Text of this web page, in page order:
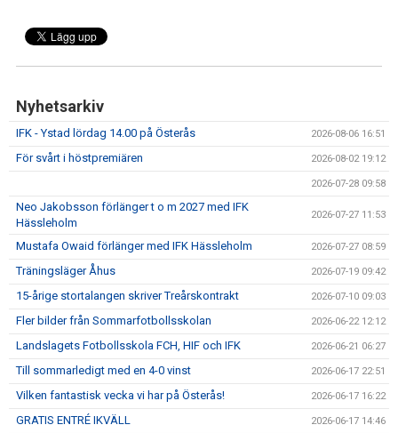
VM-TIPSET 2026
Nyhetsarkiv
IFK - Ystad lördag 14.00 på Österås 2026-08-06 16:51
För svårt i höstpremiären 2026-08-02 19:12
2026-07-28 09:58
Neo Jakobsson förlänger t o m 2027 med IFK
Hässleholm
2026-07-27 11:53
Mustafa Owaid förlänger med IFK Hässleholm 2026-07-27 08:59
Träningsläger Åhus 2026-07-19 09:42
15-årige stortalangen skriver Treårskontrakt 2026-07-10 09:03
Fler bilder från Sommarfotbollsskolan 2026-06-22 12:12
Landslagets Fotbollsskola FCH, HIF och IFK 2026-06-21 06:27
Till sommarledigt med en 4-0 vinst 2026-06-17 22:51
Vilken fantastisk vecka vi har på Österås! 2026-06-17 16:22
GRATIS ENTRÉ IKVÄLL 2026-06-17 14:46